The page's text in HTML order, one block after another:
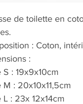
de toilette en
: Coton,
:
S : 19x9x10cm
M : 20x10x11,5cm
L : 23x 12x14cm